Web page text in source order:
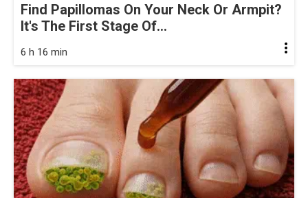
Find Papillomas On Your Neck Or Armpit?
It's The First Stage Of...
6 h 16 min